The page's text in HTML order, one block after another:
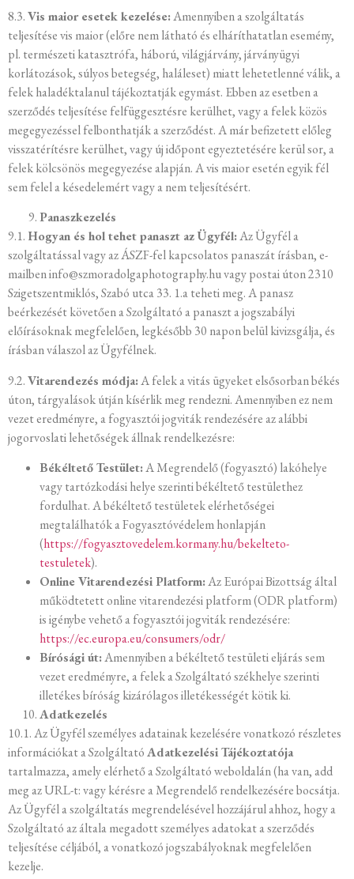
8.3.Vis maior esetek kezelése:Amennyiben a szolgáltatás
teljesítése vis maior (előre nem látható és elháríthatatlan esemény,
pl. természeti katasztrófa, háború, világjárvány, járványügyi
korlátozások, súlyos betegség, haláleset) miatt lehetetlenné válik, a
felek haladéktalanul tájékoztatják egymást. Ebben az esetben a
szerződés teljesítése felfüggesztésre kerülhet, vagy a felek közös
megegyezéssel felbonthatják a szerződést. A már befizetett előleg
visszatérítésre kerülhet, vagy új időpont egyeztetésére kerül sor, a
felek kölcsönös megegyezése alapján. A vis maior esetén egyik fél
sem felel a késedelemért vagy a nem teljesítésért.
Panaszkezelés
9.1. Hogyan és hol tehet panaszt az Ügyfél:Az Ügyfél a
szolgáltatással vagy az ÁSZF-fel kapcsolatos panaszát írásban, e-
mailben info@szmoradolgaphotography.hu vagy postai úton 2310
Szigetszentmiklós, Szabó utca 33. 1.a teheti meg. A panasz
beérkezését követően a Szolgáltató a panaszt a jogszabályi
előírásoknak megfelelően, legkésőbb 30 napon belül kivizsgálja, és
írásban válaszol az Ügyfélnek.
9.2.Vitarendezés módja:A felek a vitás ügyeket elsősorban békés
úton, tárgyalások útján kísérlik meg rendezni. Amennyiben ez nem
vezet eredményre, a fogyasztói jogviták rendezésére az alábbi
jogorvoslati lehetőségek állnak rendelkezésre:
Békéltető Testület:A Megrendelő (fogyasztó) lakóhelye
vagy tartózkodási helye szerinti békéltető testülethez
fordulhat. A békéltető testületek elérhetőségei
megtalálhatók a Fogyasztóvédelem honlapján
(https://fogyasztovedelem.kormany.hu/bekelteto-
testuletek).
Online Vitarendezési Platform:Az Európai Bizottság által
működtetett online vitarendezési platform (ODR platform)
is igénybe vehető a fogyasztói jogviták rendezésére:
https://ec.europa.eu/consumers/odr/
Bírósági út:Amennyiben a békéltető testületi eljárás sem
vezet eredményre, a felek a Szolgáltató székhelye szerinti
illetékes bíróság kizárólagos illetékességét kötik ki.
Adatkezelés
10.1. Az Ügyfél személyes adatainak kezelésére vonatkozó részletes
információkat a SzolgáltatóAdatkezelési Tájékoztatója
tartalmazza, amely elérhető a Szolgáltató weboldalán (ha van, add
meg az URL-t: vagy kérésre a Megrendelő rendelkezésére bocsátja.
Az Ügyfél a szolgáltatás megrendelésével hozzájárul ahhoz, hogy a
Szolgáltató az általa megadott személyes adatokat a szerződés
teljesítése céljából, a vonatkozó jogszabályoknak megfelelően
kezelje.